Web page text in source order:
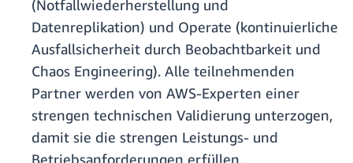
(Notfallwiederherstellung und
Datenreplikation) und Operate (kontinuierliche
Ausfallsicherheit durch Beobachtbarkeit und
Chaos Engineering). Alle teilnehmenden
Partner werden von AWS-Experten einer
strengen technischen Validierung unterzogen,
damit sie die strengen Leistungs- und
Betriebsanforderungen erfüllen.